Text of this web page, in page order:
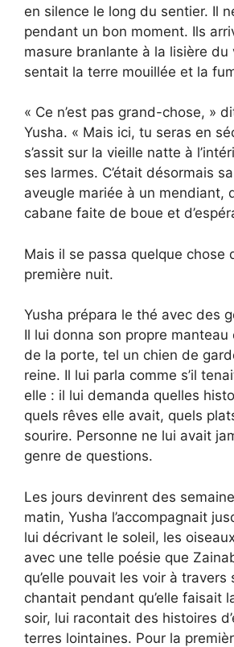
en silence le long du sentier. Il
pendant un bon moment. Ils
masure branlante à la lisière du
sentait la terre mouillée et la
« Ce n’est pas grand-chose, »
Yusha. « Mais ici, tu seras en
s’assit sur la vieille natte à
ses larmes. C’était désormais
aveugle mariée à un mendiant,
cabane faite de boue et
Mais il se passa quelque chose
première nuit.
Yusha prépara le thé avec des
Il lui donna son propre
de la porte, tel un chien de
reine. Il lui parla comme s’il
elle : il lui demanda quelles
quels rêves elle avait, quels
sourire. Personne ne lui avait
genre de questions.
Les jours devinrent des
matin, Yusha l’accompagnait
lui décrivant le soleil, les
avec une telle poésie que
qu’elle pouvait les voir à travers
chantait pendant qu’elle faisait
soir, lui racontait des histoires
terres lointaines. Pour la